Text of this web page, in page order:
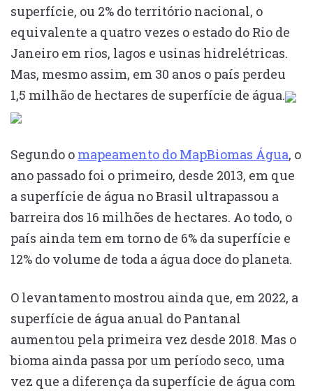
superfície, ou 2% do território nacional, o
equivalente a quatro vezes o estado do Rio de
Janeiro em rios, lagos e usinas hidrelétricas.
Mas, mesmo assim, em 30 anos o país perdeu
1,5 milhão de hectares de superfície de água.
Segundo o mapeamento do MapBiomas Água, o
ano passado foi o primeiro, desde 2013, em que
a superfície de água no Brasil ultrapassou a
barreira dos 16 milhões de hectares. Ao todo, o
país ainda tem em torno de 6% da superfície e
12% do volume de toda a água doce do planeta.
O levantamento mostrou ainda que, em 2022, a
superfície de água anual do Pantanal
aumentou pela primeira vez desde 2018. Mas o
bioma ainda passa por um período seco, uma
vez que a diferença da superfície de água com